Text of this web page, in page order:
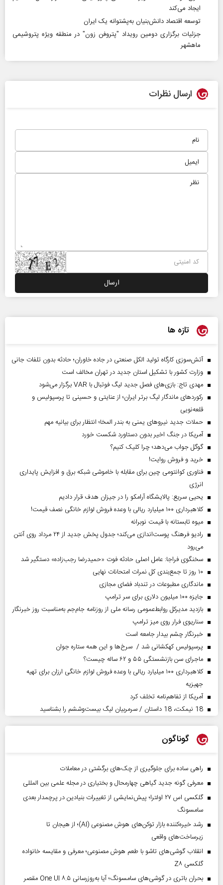
ایجاد می‌کند
توسعه اقتصاد دانش‌بنیان به‌پشتوانه یک ایران
جزئیات برگزاری دومین رویداد "پتروفن زون" در منطقه ویژه پتروشیمی
ماهشهر
ارسال نظرات
تازه ها
آتش‌سوزی کارگاه تولید الکل صنعتی در جاده خاوران؛ حادثه بدون تلفات جانی
وزارت کشور با تشکیل استان جدید در تهران مخالف است
مهدی تاج: بازی‌های فصل جدید لیگ فوتبال با VAR برگزار می‌شود
رکورد‌های ماندگار لیگ برتر ایران؛ از عنایتی و حسینی تا پرسپولیس و
قلعه‌نویی
حملات جدید نیروهای یمنی به بندر المخا؛ انتظار برای بیانیه مهم
آمریکا در جنگ اخیر بدون دستاورد شکست خورد
گوگل جواب می‌دهد؛ چرا کلیک کنیم؟
خرید و فروش روایت!
فناوری کوانتومی چین برای مقابله با خاموشی شبکه برق و افزایش پایداری
انرژی
یحیی سریع: پالایشگاه آرامکو را در جیزان هدف قرار دادیم
کلاهبرداری ۱۰۰ میلیارد ریالی با وعده فروش لوازم خانگی نصف قیمت!
میوه تابستانه با قیمت نوبرانه
رادیو فرهنگ پوست‌اندازی می‌کند؛ جدول پخش جدید از ۲۴ مرداد روی آنتن
می‌رود
سخنگوی فراجا: عامل اصلی حادثه فوت «حمیدرضا رجب‌زاده» دستگیر شد
۱۰ روز تا جمع‌بندی کل نمرات امتحانات نهایی
ماندگاری مطبوعات در تندباد فضای مجازی
جایزه ۱۰۰ میلیون دلاری برای سر ترامپ
بازدید مدیرکل روابط‌عمومی رسانه ملی از روزنامه جام‌جم به‌مناسبت روز خبرنگار
سناریوی فرار روی میز ترامپ
خبرنگار چشم بیدار جامعه است
پرسپولیس کهکشانی شد / سرخ‌ها و این همه ستاره جوان
ماجرای سن بازنشستگی ۵۵ و ۶۲ ساله چیست؟
کلاهبرداری ۱۰۰ میلیارد ریالی با وعده فروش لوازم خانگی ارزان برای تهیه
جهیزیه
آمریکا از تفاهم‌نامه تخلف کرد
18 نیمکت، 18 داستان / سرمربیان لیگ بیست‌وششم را بشناسید
گوناگون
راهی ساده برای جلوگیری از چک‌های برگشتی در معاملات
معرفی گونه جدید گیاهی چهارمحال و بختیاری در مجله علمی بین المللی
گلکسی اس ۲۷ اولترا؛ پیش‌نمایشی از تغییرات بنیادین در پرچمدار بعدی
سامسونگ
رشد خیره‌کننده بازار توکن‌های هوش مصنوعی (AI)؛ از هیجان تا
زیرساخت‌های واقعی
انقلاب گوشی‌های تاشو‌ با طعم هوش مصنوعی؛ معرفی و مقایسه خانواده
گلکسی Z۸
بحران باتری در گوشی‌های سامسونگ؛ آیا به‌روزرسانی One UI ۸.۵ مقصر